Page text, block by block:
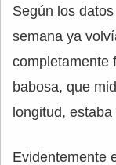
Según los
semana ya
completamente
babosa, que
longitud,
Evidentemente